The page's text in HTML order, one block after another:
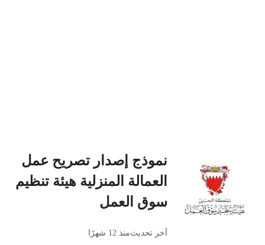
نموذج إصدار تصريح عمل
العمالة المنزلية هيئة تنظيم
سوق العمل
آخر تحديثمنذ 12 شهرًا